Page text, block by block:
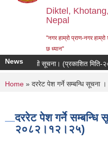
Diktel,
Nepal
"नगर हाम्रो प्राण-नगर
छ ध्यान"
News
सम्बन्धी सूचना। (प्रकाशित मिति-
You are here
Home » दररेट पेश गर्ने सम्बन्धि सूचना
दररेट पेश गर्ने सम्बन्धि
२०८२।१२।२५)